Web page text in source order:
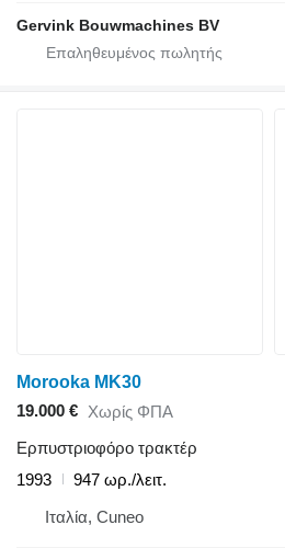
Gervink Bouwmachines BV
Morooka MK30
19.000 € Χωρίς ΦΠΑ
Ερπυστριοφόρο τρακτέρ
1993
947 ωρ./λειτ.
Ιταλία, Cuneo